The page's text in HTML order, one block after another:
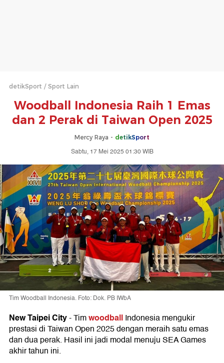
detikSport Sport Lain
Woodball Indonesia Raih 1 Emas
dan 2 Perak di Taiwan Open 2025
Mercy Raya - detikSport
Sabtu, 17 Mei 2025 01:30 WIB
Tim Woodball Indonesia. Foto: Dok. PB IWbA
New Taipei City-TimwoodballIndonesia mengukir
prestasi di Taiwan Open 2025 dengan meraih satu emas
dan dua perak. Hasil ini jadi modal menuju SEA Games
akhir tahun ini.